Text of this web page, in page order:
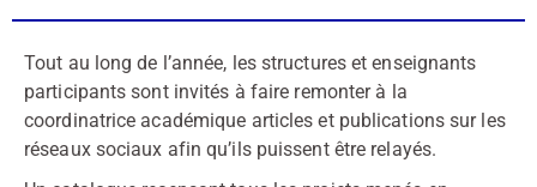
Tout au long de l’année, les structures et enseignants
participants sont invités à faire remonter à la
coordinatrice académique articles et publications sur les
réseaux sociaux afin qu’ils puissent être relayés.